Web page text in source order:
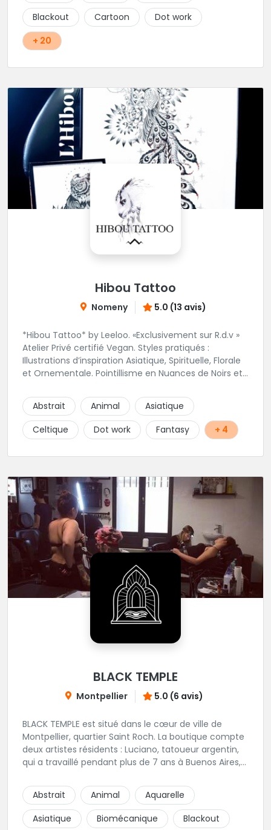
Blackout
Cartoon
Dot work
+ 20
Hibou Tattoo
Nomeny 5.0 (13 avis)
*Hibou Tattoo* by Leeloo. «Exclusivement sur R.d.v »
Atelier Privé certifié Vegan. Styles pratiqués :
Illustrations d’inspiration Asiatique, Spirituelle, Florale
et Ornementale. Pointillisme en Nuances de Noirs et
de l’Atelier :
https://www.facebook.com/HibouTattoos
Abstrait Animal
Asiatique
Celtique
Dot work Fantasy + 4
BLACK TEMPLE
Montpellier 5.0 (6 avis)
BLACK TEMPLE est situé dans le cœur de ville de
Montpellier, quartier Saint Roch. La boutique compte
deux artistes résidents : Luciano, tatoueur argentin,
qui a travaillé pendant plus de 7 ans à Buenos Aires,
qui a travaillé dans plusieurs boutiques de la ville
avant de rejoindre notre équipe. La boutique
accueille plusieurs artistes tatoueurs en tant que
guests tout au long de l'année afin de proposer
Abstrait Animal
Aquarelle
Asiatique
Biomécanique Blackout